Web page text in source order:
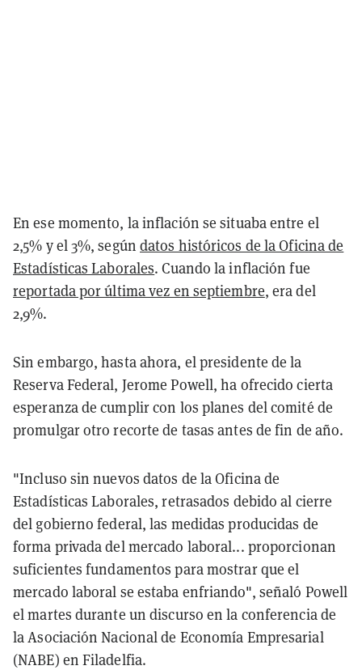
En ese momento, la inflación se situaba entre el
2,5% y el 3%, según datos históricos de la Oficina de
Estadísticas Laborales. Cuando la inflación fue
reportada por última vez en septiembre, era del
2,9%.
Sin embargo, hasta ahora, el presidente de la
Reserva Federal, Jerome Powell, ha ofrecido cierta
esperanza de cumplir con los planes del comité de
promulgar otro recorte de tasas antes de fin de año.
"Incluso sin nuevos datos de la Oficina de
Estadísticas Laborales, retrasados debido al cierre
del gobierno federal, las medidas producidas de
forma privada del mercado laboral... proporcionan
suficientes fundamentos para mostrar que el
mercado laboral se estaba enfriando", señaló Powell
el martes durante un discurso en la conferencia de
la Asociación Nacional de Economía Empresarial
(NABE) en Filadelfia.